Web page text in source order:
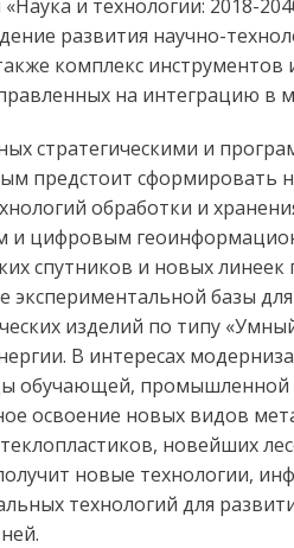
и технологии: 2018-
развития научно-
комплекс
на интеграцию в
стратегическими и
предстоит сформировать
обработки и
и цифровым
спутников и новых
экспериментальной базы
изделий по типу
В интересах
обучающей,
освоение новых видов
новейших
новые технологии,
технологий для